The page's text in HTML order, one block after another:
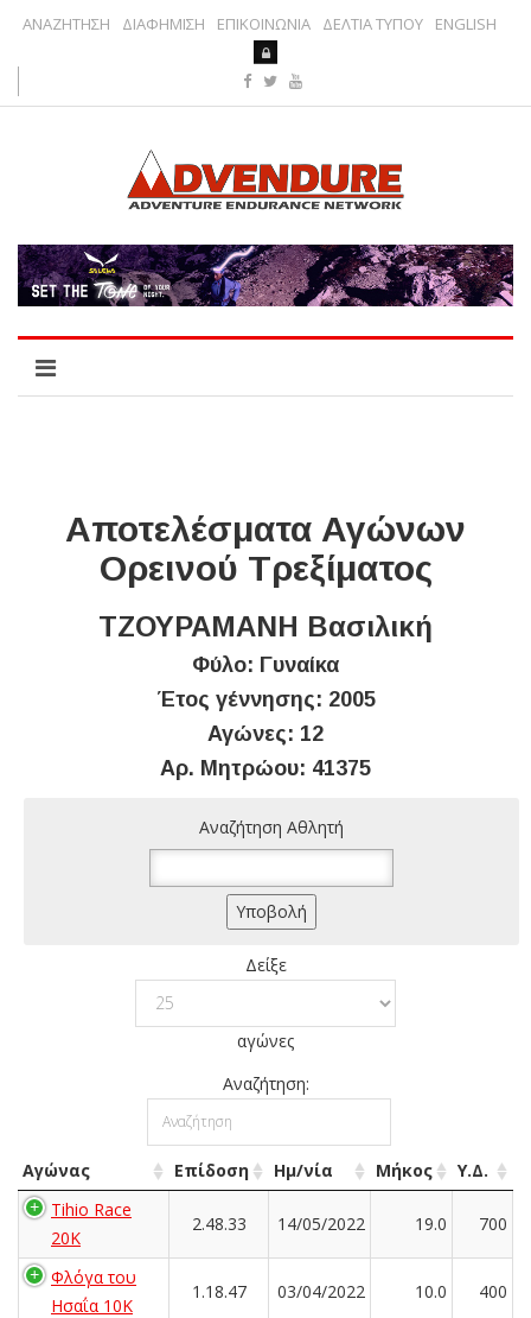
ΑΝΑΖΗΤΗΣΗ ΔΙΑΦΗΜΙΣΗ ΕΠΙΚΟΙΝΩΝΙΑ ΔΕΛΤΙΑ ΤΥΠΟΥ ENGLISH
Αποτελέσματα Αγώνων
Ορεινού Τρεξίματος
ΤΖΟΥΡΑΜΑΝΗ Βασιλική
Φύλο: Γυναίκα
Έτος γέννησης: 2005
Αγώνες: 12
Αρ. Μητρώου: 41375
Αναζήτηση Αθλητή
Δείξε
αγώνες
Αναζήτηση:
Αγώνας Επίδοση Ημ/νία Μήκος
Υ.Δ.
Tihio Race
20K
2.48.33 14/05/2022 19.0 700
Φλόγα του
Ησαΐα 10Κ
1.18.47 03/04/2022 10.0 400